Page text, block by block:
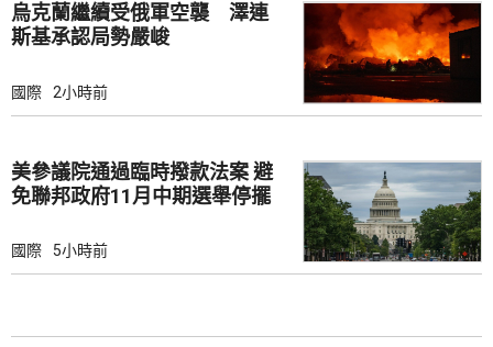
烏克蘭繼續受俄軍空襲 澤連
斯基承認局勢嚴峻
國際 2小時前
美參議院通過臨時撥款法案 避
免聯邦政府11月中期選舉停擺
國際 5小時前